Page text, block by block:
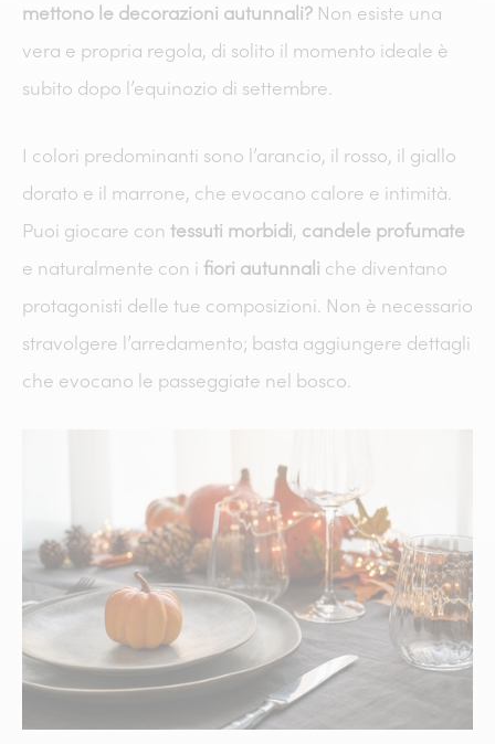
mettono le decorazioni autunnali? Non esiste una
vera e propria regola, di solito il momento ideale è
subito dopo l’equinozio di settembre.
I colori predominanti sono l’arancio, il rosso, il giallo
dorato e il marrone, che evocano calore e intimità.
Puoi giocare con tessuti morbidi, candele profumate
e naturalmente con i fiori autunnali che diventano
protagonisti delle tue composizioni. Non è necessario
stravolgere l’arredamento; basta aggiungere dettagli
che evocano le passeggiate nel bosco.